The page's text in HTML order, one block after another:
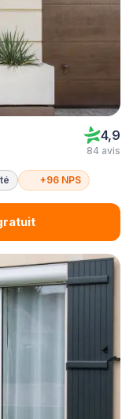
4,9
84 avis
+96 NPS